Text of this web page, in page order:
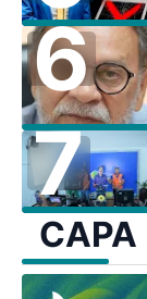
CAPA